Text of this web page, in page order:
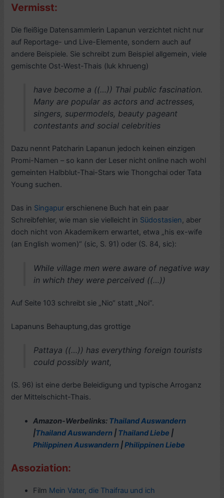
Vermisst:
Die fleißige Datensammlerin Lapanun verzichtet nicht nur
auf Reportage- und Live-Elemente, sondern auch auf
andere Beispiele. Sie schreibt zum Beispiel allgemein, viele
gemischte Ost-West-Thais (luk khrueng)
have become a ((…)) Thai public fascination.
Many are popular as actors and actresses,
singers, supermodels, beauty pageant
contestants and social celebrities
Dazu nennt Patcharin Lapanun jedoch keinen einzigen
Promi-Namen – so kann der Leser nicht online nach wohl
gemeinten Halbblut-Thai-Stars wie Thongchai oder Tata
Young suchen.
Das in Singapur erschienene Buch hat ein paar
Schreibfehler, wie man sie vielleicht in Südostasien, aber
doch nicht von Akademikern erwartet, etwa „his ex-wife
(an English women)“ (sic, S. 91) oder (S. 84, sic):
While village men were aware of negative way
in which they were perceived ((…))
Auf Seite 103 schreibt sie „Nio“ statt „Noi“.
Lapanuns Behauptung,das grottige
Pattaya ((…)) has everything foreign tourists
could possibly want,
(S. 96) ist eine derbe Beleidigung und typische Arroganz
der Mittelschicht-Thais.
Amazon-Werbelinks: Thailand Auswandern
|Thailand Auswandern | Thailand Liebe |
Philippinen Auswandern |Philippinen Liebe
Assoziation:
Film Mein Vater, die Thaifrau und ich